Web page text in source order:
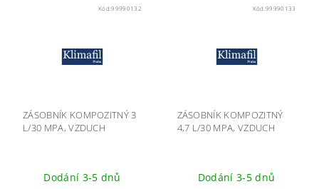
Kód:99990132
ZÁSOBNÍK KOMPOZITNÝ 3
L/30 MPA, VZDUCH
Dodání 3-5 dnů
Kód: 99990133
ZÁSOBNÍK KOMPOZITNÝ
4,7 L/30 MPA, VZDUCH
Dodání 3-5 dnů